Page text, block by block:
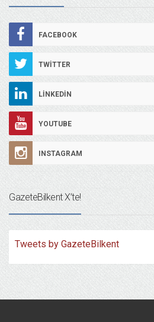
FACEBOOK
TWITTER
LINKEDIN
YOUTUBE
INSTAGRAM
GazeteBilkent X’te!
Tweets by GazeteBilkent